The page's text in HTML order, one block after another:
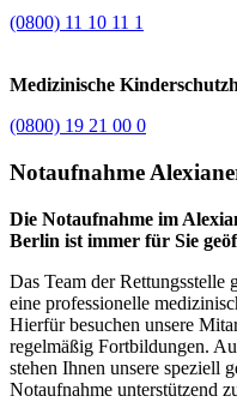
(0800) 11 10 11 1
Medizinische
(0800) 19 21 00 0
Notaufnahme
Die Notaufnahme im
Berlin ist immer für Sie
Das Team der Rettungsstelle
eine professionelle
Hierfür besuchen unsere
regelmäßig Fortbildungen.
stehen Ihnen unsere speziell
Notaufnahme unterstützend